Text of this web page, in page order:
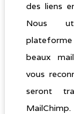
des liens
Nous
beaux
vous
seront